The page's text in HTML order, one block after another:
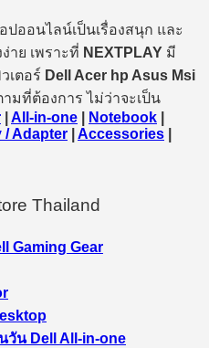
ออนไลน์เป็นเรื่องสนุก และ
าย เพราะที่ NEXTPLAY มี
เตอร์ Dell Acer hp Asus Msi
มที่ต้องการ ไม่ว่าจะเป็น
All-in-one Notebook
/ Adapter Accessories
Thailand
Gaming Gear
วัน Dell All-in-one